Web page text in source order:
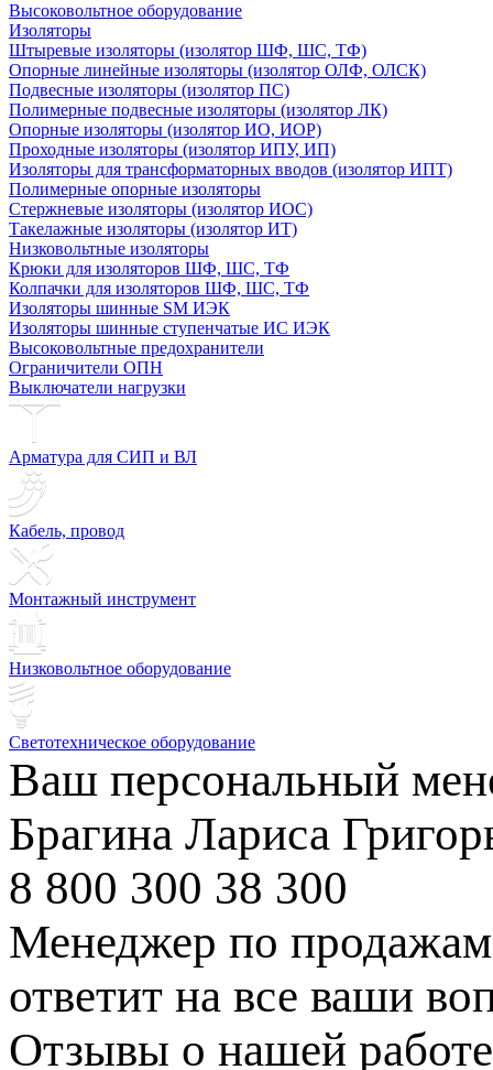
Высоковольтное оборудование
Изоляторы
Штыревые изоляторы (изолятор ШФ, ШС, ТФ)
Опорные линейные изоляторы (изолятор ОЛФ, ОЛСК)
Подвесные изоляторы (изолятор ПС)
Полимерные подвесные изоляторы (изолятор ЛК)
Опорные изоляторы (изолятор ИО, ИОР)
Проходные изоляторы (изолятор ИПУ, ИП)
Изоляторы для трансформаторных вводов (изолятор ИПТ)
Полимерные опорные изоляторы
Стержневые изоляторы (изолятор ИОС)
Такелажные изоляторы (изолятор ИТ)
Низковольтные изоляторы
Крюки для изоляторов ШФ, ШС, ТФ
Колпачки для изоляторов ШФ, ШС, ТФ
Изоляторы шинные SM ИЭК
Изоляторы шинные ступенчатые ИС ИЭК
Высоковольтные предохранители
Ограничители ОПН
Выключатели нагрузки
Арматура для СИП и ВЛ
Кабель, провод
Монтажный инструмент
Низковольтное оборудование
Светотехническое оборудование
Ваш персональный
Брагина Лариса
8 800 300 38 300
Менеджер по продажам
ответит на все ваши
Отзывы о нашей работе